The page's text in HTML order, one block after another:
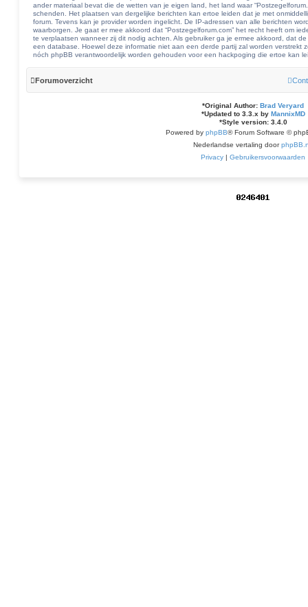
ander materiaal bevat die de wetten van je eigen land, het land waar
schenden. Het plaatsen van dergelijke berichten kan ertoe leiden dat je met
forum. Tevens kan je provider worden ingelicht. De IP-adressen van alle berichten
waarborgen. Je gaat er mee akkoord dat “Postzegelforum.com” het recht heeft om
te verplaatsen wanneer zij dit nodig achten. Als gebruiker ga je ermee akkoord, dat
een database. Hoewel deze informatie niet aan een derde partij zal worden verstrekt
nóch phpBB verantwoordelijk worden gehouden voor een hackpoging die ertoe kan
Forumoverzicht
*Original Author: Brad Veryard
*Updated to 3.3.x by MannixMD
*Style version: 3.4.0
Powered by phpBB® Forum Software ©
Nederlandse vertaling door
Privacy | Gebruikersvoorwaarden